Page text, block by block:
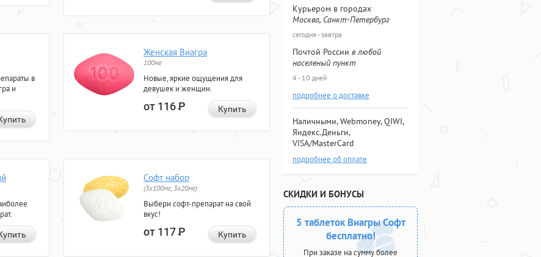
в
и
Женская Виагра
100мг
Новые, яркие ощущения для
девушек и женщин.
от 116Р Купить
Софт набор
(3x100мг, 3x20мг)
Выбери софт-препарат на свой
вкус!
от 117Р Купить
Курьером в городах
Москва, Санкт-Петербург
сегодня - завтра
Почтой России в любой
населеный пункт
4 - 10 дней
подробнее о доставке
Наличными, Webmoney, QIWI,
Яндекс.Деньги,
VISA/MasterCard
подробнее об оплате
СКИДКИ И БОНУСЫ
5 таблеток Виагры Софт
бесплатно!
При заказе на сумму более